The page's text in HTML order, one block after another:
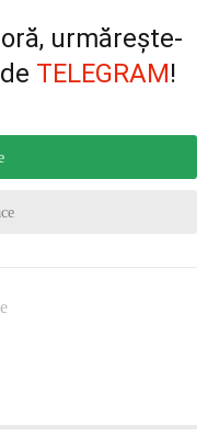
urmărește-
TELEGRAM!